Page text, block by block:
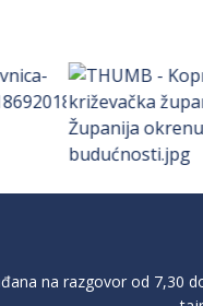
na razgovor od 7,30